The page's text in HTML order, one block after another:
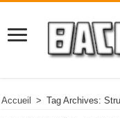
Accueil > Tag Archives: